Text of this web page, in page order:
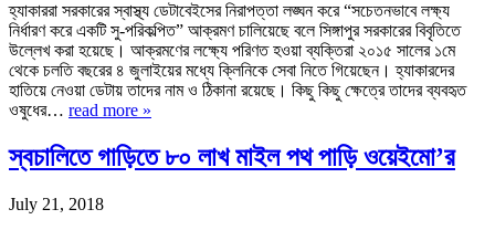
হ্যাকাররা সরকারের স্বাস্থ্য ডেটাবেইসের নিরাপত্তা লঙ্ঘন করে “সচেতনভাবে লক্ষ্য
নির্ধারণ করে একটি সু-পরিকল্পিত” আক্রমণ চালিয়েছে বলে সিঙ্গাপুর সরকারের বিবৃতিতে
উল্লেখ করা হয়েছে। আক্রমণের লক্ষ্যে পরিণত হওয়া ব্যক্তিরা ২০১৫ সালের ১মে
থেকে চলতি বছরের ৪ জুলাইয়ের মধ্যে ক্লিনিকে সেবা নিতে গিয়েছেন। হ্যাকারদের
হাতিয়ে নেওয়া ডেটায় তাদের নাম ও ঠিকানা রয়েছে। কিছু কিছু ক্ষেত্রে তাদের ব্যবহৃত
ওষুধের… read more »
স্বচালিতে গাড়িতে ৮০ লাখ মাইল পথ পাড়ি ওয়েইমো’র
July 21, 2018